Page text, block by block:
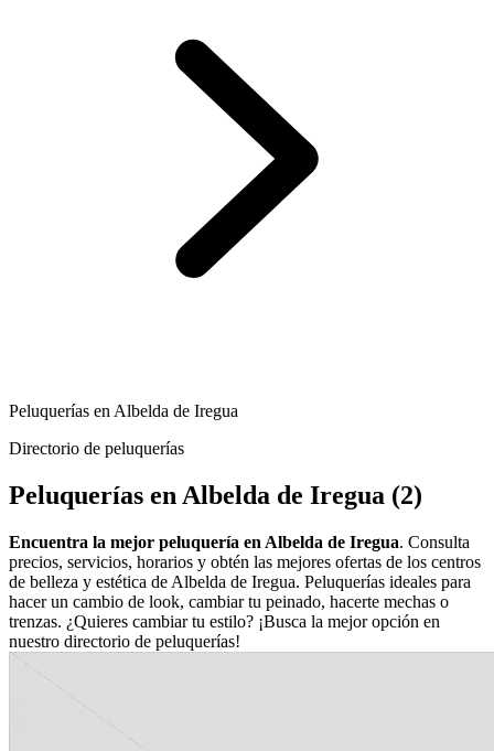
Peluquerías en Albelda de Iregua
Directorio de peluquerías
Peluquerías en Albelda de Iregua (2)
Encuentra la mejor peluquería en Albelda de Iregua. Consulta
precios, servicios, horarios y obtén las mejores ofertas de los centros
de belleza y estética de Albelda de Iregua. Peluquerías ideales para
hacer un cambio de look, cambiar tu peinado, hacerte mechas o
trenzas. ¿Quieres cambiar tu estilo? ¡Busca la mejor opción en
nuestro directorio de peluquerías!